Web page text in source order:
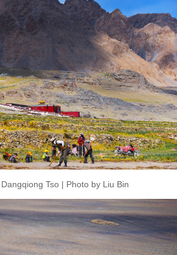
Tso | Photo by Liu Bin